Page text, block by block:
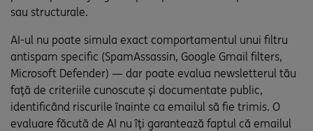
sau structurale.
AI-ul nu poate simula exact comportamentul unui filtru
antispam specific (SpamAssassin, Google Gmail filters,
Microsoft Defender) — dar poate evalua newsletterul tău
față de criteriile cunoscute și documentate public,
identificând riscurile înainte ca emailul să fie trimis. O
evaluare făcută de AI nu îți garantează faptul că emailul